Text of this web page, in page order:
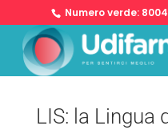
Numero verde:
LIS: la Lingua